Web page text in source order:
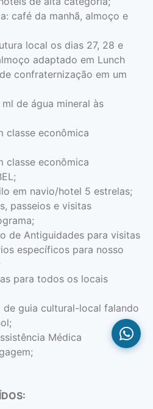
café da manhã, almoço e
local os dias 27, 28 e
adaptado em Lunch
confraternização em um
de água mineral às
classe econômica
classe econômica
em navio/hotel 5 estrelas;
passeios e visitas
de Antiguidades para visitas
específicos para nosso
para todos os locais
de guia cultural-local falando
Médica